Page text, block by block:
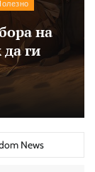
на
ги
News